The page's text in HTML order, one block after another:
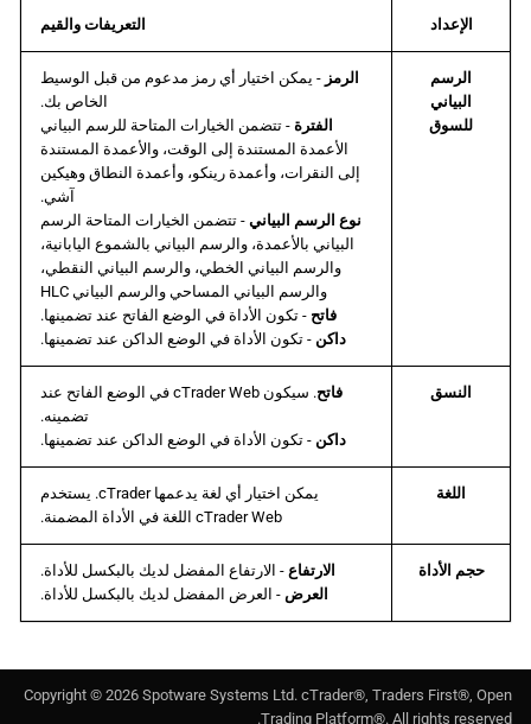
الإعداد التعريفات والقيم
الرسم
البياني
للسوق
الرمز - يمكن اختيار أي رمز مدعوم من قبل الوسيط
الخاص بك.
الفترة - تتضمن الخيارات المتاحة للرسم البياني
الأعمدة المستندة إلى الوقت، والأعمدة المستندة
إلى النقرات، وأعمدة رينكو، وأعمدة النطاق وهيكين
آشي.
نوع الرسم البياني - تتضمن الخيارات المتاحة الرسم
البياني بالأعمدة، والرسم البياني بالشموع اليابانية،
والرسم البياني الخطي، والرسم البياني النقطي،
والرسم البياني المساحي والرسم البياني HLC
فاتح - تكون الأداة في الوضع الفاتح عند تضمينها.
داكن - تكون الأداة في الوضع الداكن عند تضمينها.
النسق فاتح
. سيكون cTrader Web في الوضع الفاتح عند
تضمينه.
داكن - تكون الأداة في الوضع الداكن عند تضمينها.
اللغة
يمكن اختيار أي لغة يدعمها cTrader. يستخدم
cTrader Web اللغة في الأداة المضمنة.
حجم الأداة الارتفاع - الارتفاع المفضل لديك بالبكسل للأداة.
العرض - العرض المفضل لديك بالبكسل للأداة.
Copyright © 2026 Spotware Systems Ltd. cTrader®, Traders First®, Open
Trading Platform®. All rights reserved.